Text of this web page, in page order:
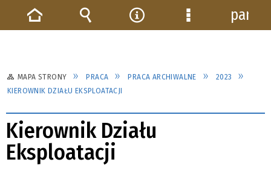
MAPA STRONY PRACA PRACA ARCHIWALNE
2023
KIEROWNIK DZIAŁU EKSPLOATACJI
Kierownik Działu
Eksploatacji
Strona Wyszukiwarka
NarzędziaMenu
panel